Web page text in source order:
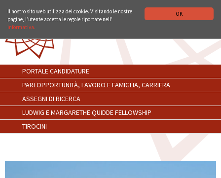
OK
Il nostro sito web utilizza dei cookie. Visitando le nostre
pagine, l’utente accetta le regole riportate nell’
informativa.
PORTALE CANDIDATURE
PARI OPPORTUNITÀ, LAVORO E FAMIGLIA, CARRIERA
ASSEGNI DI RICERCA
LUDWIG E MARGARETHE QUIDDE FELLOWSHIP
TIROCINI